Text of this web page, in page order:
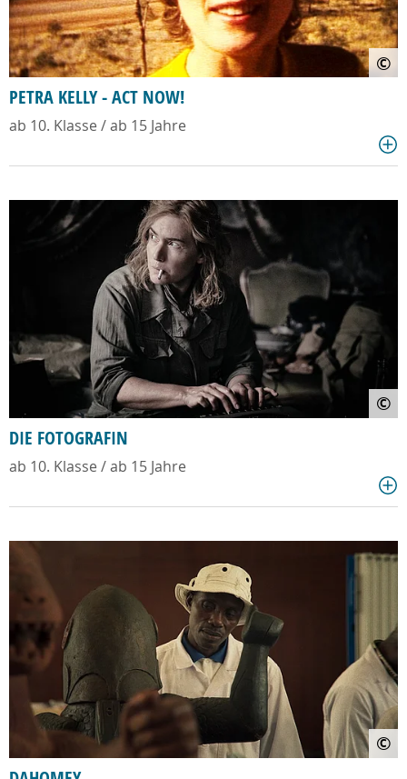
©
PETRA KELLY - ACT NOW!
ab 10. Klasse / ab 15 Jahre
©
DIE FOTOGRAFIN
ab 10. Klasse / ab 15 Jahre
©